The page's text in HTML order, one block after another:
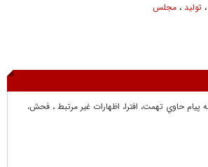
، تولید ، مجلس
پيام حاوي تهمت، افترا، اظهارات غير مرتبط ، فحش،